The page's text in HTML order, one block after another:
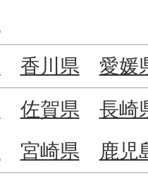
香川県 愛媛
佐賀県
長崎
宮崎県
鹿児